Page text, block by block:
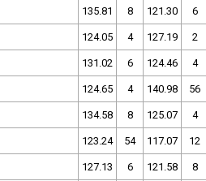
135.81 8 121.30 6
124.05 4 127.19 2
131.02 6 124.46 4
124.65 4 140.98 56
134.58 8 125.07 4
123.24 54 117.07 12
127.13 6 121.58 8